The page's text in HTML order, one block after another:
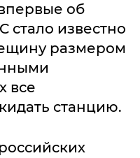
об
стало известно
размером
все
станцию.